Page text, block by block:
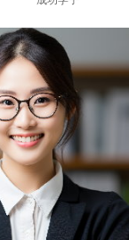
防监控全能实战班】
机马达维修实战班】
子维修大专实战班】
托车电动车维修实战
安防监控全能实战班】